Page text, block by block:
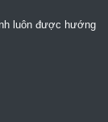
luôn được hướng